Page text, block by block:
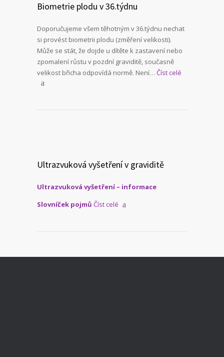
Biometrie plodu v 36.týdnu
Doporučujeme všem těhotným v 36.týdnu nechat
si provést biometrii plodu (změření velikosti).
Může se stát, že dojde u dítěte k zastavení nebo
zpomalení růstu v pozdní graviditě, současně
velikost břicha odpovídá normě. Není… Číst celé
Ultrazvuková vyšetření v graviditě
Ultrazvuková vyšetření – informace
Slovníček pojmů Číst celé